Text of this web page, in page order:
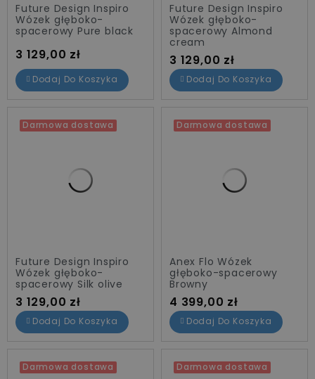
Future Design Inspiro
Wózek głęboko-
spacerowy Pure black
Cena
3 129,00 zł
Dodaj Do Koszyka
Future Design Inspiro
Wózek głęboko-
spacerowy Almond
cream
Cena
3 129,00 zł
Dodaj Do Koszyka
Darmowa dostawa
Future Design Inspiro
Wózek głęboko-
spacerowy Silk olive
Cena
3 129,00 zł
Dodaj Do Koszyka
Darmowa dostawa
Anex Flo Wózek
głęboko-spacerowy
Browny
Cena
4 399,00 zł
Dodaj Do Koszyka
Darmowa dostawa Darmowa dostawa